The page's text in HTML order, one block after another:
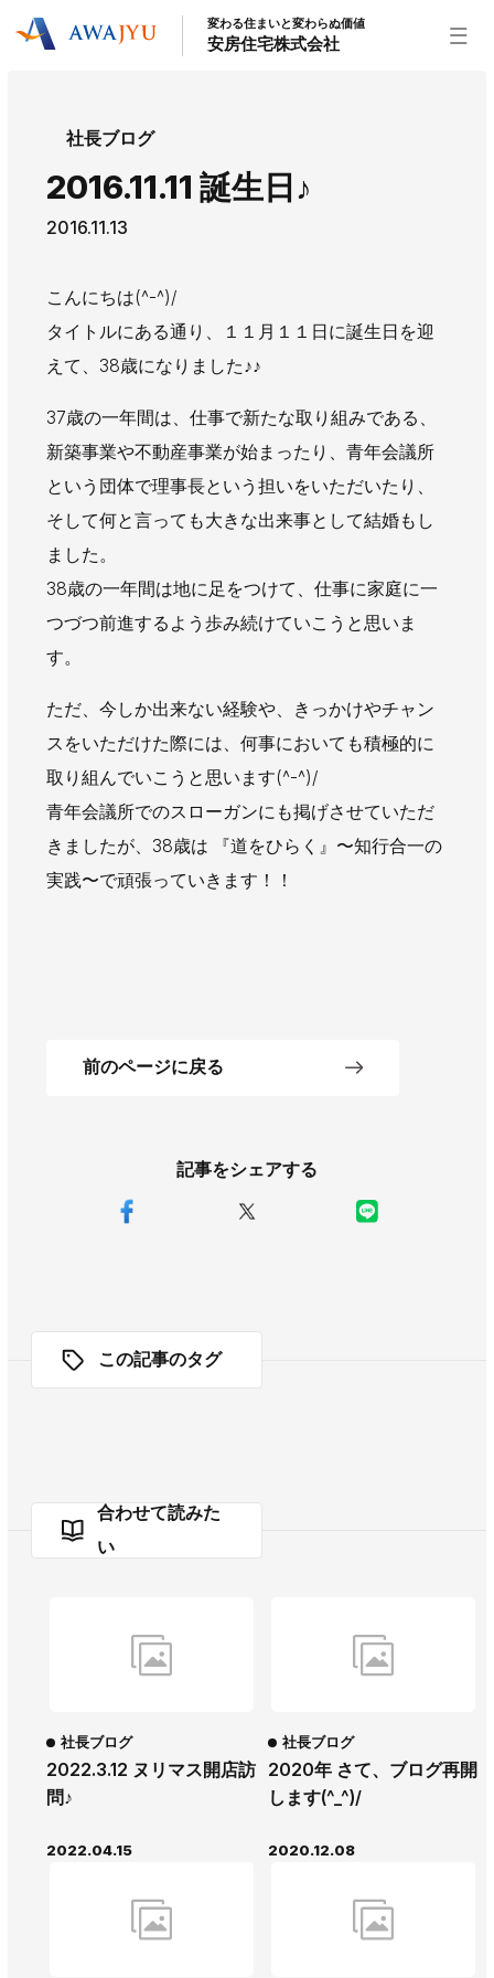
リフォーム事業 外装事業
新築住宅事業
不動産事業
安房住宅について
社長挨拶 企業情報 沿革
お知らせ
社長ブログ イベント お知らせ
チラシ
AWAJYUブログ
安房住まいる
大型工事施工事例
採用情報
協力会社募集
お問い合わせ
変わる住まいと変わらぬ価値
安房住宅株式会社
記事をシェアする
社長ブログ
2016.11.11 誕生日♪
2016.11.13
こんにちは(^-^)/
タイトルにある通り、１１月１１日に誕生日を迎
えて、38歳になりました♪♪
37歳の一年間は、仕事で新たな取り組みである、
新築事業や不動産事業が始まったり、青年会議所
という団体で理事長という担いをいただいたり、
そして何と言っても大きな出来事として結婚もし
ました。
38歳の一年間は地に足をつけて、仕事に家庭に一
つづつ前進するよう歩み続けていこうと思いま
す。
ただ、今しか出来ない経験や、きっかけやチャン
スをいただけた際には、何事においても積極的に
取り組んでいこうと思います(^-^)/
青年会議所でのスローガンにも掲げさせていただ
きましたが、38歳は 『道をひらく』〜知行合一の
実践〜で頑張っていきます！！
前のページに戻る
この記事のタグ
合わせて読みた
い
2022.3.12 ヌリマス開店訪
問♪
社長ブログ
2022.04.15
2020年 さて、ブログ再開
します(^_^)/
社長ブログ
2020.12.08